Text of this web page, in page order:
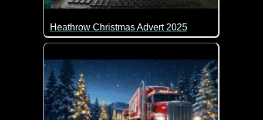
Heathrow Christmas Advert 2025
Wir kennen diese Bärchen-Weihnachts-Videos